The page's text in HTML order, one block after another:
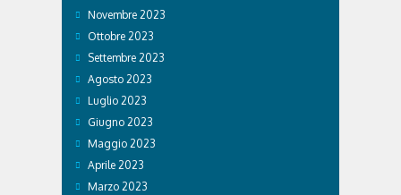
Novembre 2023
Ottobre 2023
Settembre 2023
Agosto 2023
Luglio 2023
Giugno 2023
Maggio 2023
Aprile 2023
Marzo 2023